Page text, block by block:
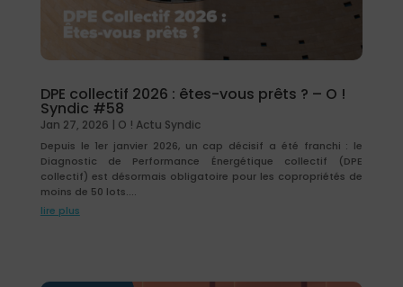
DPE collectif 2026 : êtes-vous prêts ? – O !
Syndic #58
Jan 27, 2026 | O ! Actu Syndic
Depuis le 1er janvier 2026, un cap décisif a été franchi : le
Diagnostic de Performance Énergétique collectif (DPE
collectif) est désormais obligatoire pour les copropriétés de
moins de 50 lots....
lire plus